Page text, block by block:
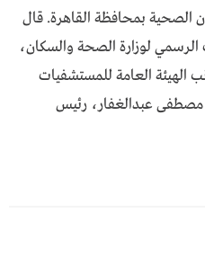
الصحية بمحافظة القاهرة. قال
الرسمي لوزارة الصحة والسكان،
الهيئة العامة للمستشفيات
مصطفى عبدالغفار، رئيس